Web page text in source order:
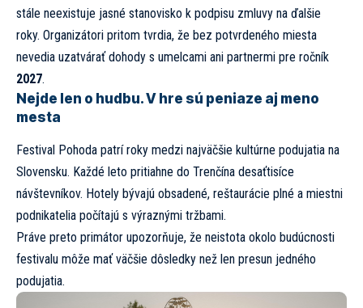
stále neexistuje jasné stanovisko k podpisu zmluvy na ďalšie
roky. Organizátori pritom tvrdia, že bez potvrdeného miesta
nevedia uzatvárať dohody s umelcami ani partnermi pre ročník
2027.
Nejde len o hudbu. V hre sú peniaze aj meno
mesta
Festival Pohoda patrí roky medzi najväčšie kultúrne podujatia na
Slovensku. Každé leto pritiahne do Trenčína desaťtisíce
návštevníkov. Hotely bývajú obsadené, reštaurácie plné a miestni
podnikatelia počítajú s výraznými tržbami.
Práve preto primátor upozorňuje, že neistota okolo budúcnosti
festivalu môže mať väčšie dôsledky než len presun jedného
podujatia.